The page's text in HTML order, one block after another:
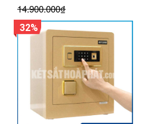
14.900.000₫
32%